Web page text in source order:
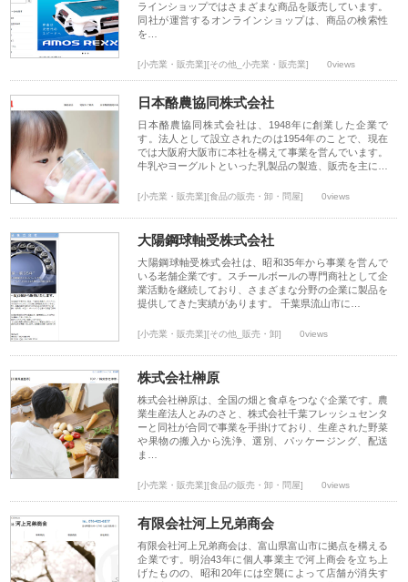
ラインショップではさまざまな商品を販売しています。
同社が運営するオンラインショップは、商品の検索性
を…
[小売業・販売業][その他_小売業・販売業] 0views
日本酪農協同株式会社
日本酪農協同株式会社は、1948年に創業した企業で
す。法人として設立されたのは1954年のことで、現在
では大阪府大阪市に本社を構えて事業を営んでいます。
牛乳やヨーグルトといった乳製品の製造、販売を主に…
[小売業・販売業][食品の販売・卸・問屋] 0views
大陽鋼球軸受株式会社
大陽鋼球軸受株式会社は、昭和35年から事業を営んで
いる老舗企業です。スチールボールの専門商社として企
業活動を継続しており、さまざまな分野の企業に製品を
提供してきた実績があります。 千葉県流山市に…
[小売業・販売業][その他_販売・卸] 0views
株式会社榊原
株式会社榊原は、全国の畑と食卓をつなぐ企業です。農
業生産法人とみのさと、株式会社千葉フレッシュセンタ
ーと同社が合同で事業を手掛けており、生産された野菜
や果物の搬入から洗浄、選別、パッケージング、配送
ま…
[小売業・販売業][食品の販売・卸・問屋] 0views
有限会社河上兄弟商会
有限会社河上兄弟商会は、富山県富山市に拠点を構える
企業です。明治43年に個人事業主で河上商会を立ち上
げたものの、昭和20年には空襲によって店舗が消失す